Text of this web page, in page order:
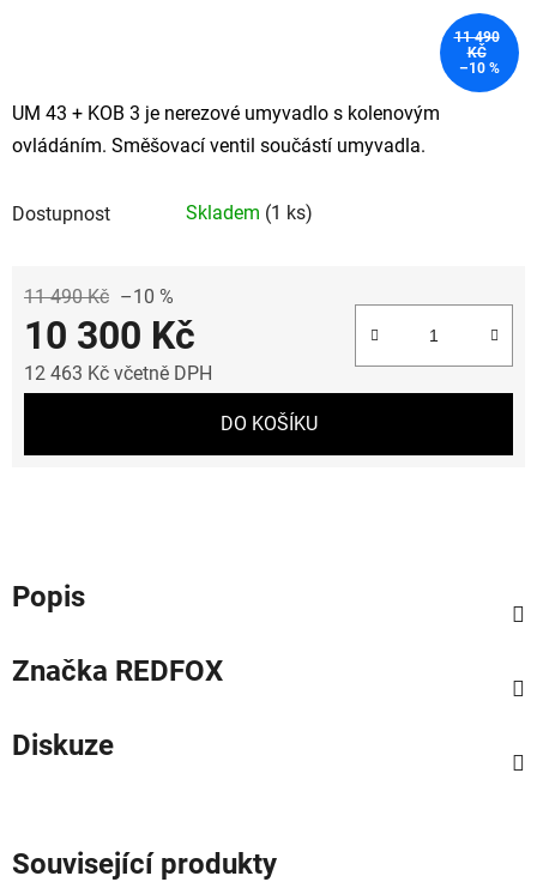
UM 43 + KOB 3 je nerezové umyvadlo s kolenovým
ovládáním. Směšovací ventil součástí umyvadla.
Dostupnost Skladem (1 ks)
11 490 Kč –10 %
10 300 Kč
12 463 Kč včetně DPH
DO KOŠÍKU
11 490
KČ
–10 %
Popis
Značka REDFOX
Diskuze
Související produkty